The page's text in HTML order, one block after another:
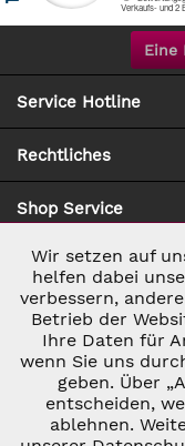
Eine
Service Hotline
Rechtliches
Shop Service
Zahlung & Versand
* ALLE PREISE
VERSANDKOSTEN UND
Notwendig
Marketing
Tracking
Wir setzen auf
helfen dabei
verbessern,
Betrieb der
Ihre Daten für
wenn Sie uns
geben. Über
entscheiden,
ablehnen.